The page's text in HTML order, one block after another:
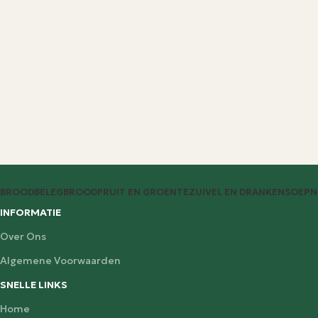
BROODBELEGBROODFRUIT EN GROENTEZUIVEL EN DRANKENSOEP
INFORMATIE
Over Ons
Algemene Voorwaarden
SNELLE LINKS
Home